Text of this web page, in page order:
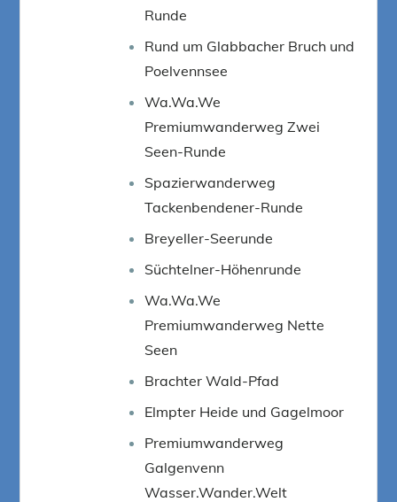
Runde
Rund um Glabbacher Bruch und
Poelvennsee
Wa.Wa.We
Premiumwanderweg Zwei
Seen-Runde
Spazierwanderweg
Tackenbendener-Runde
Breyeller-Seerunde
Süchtelner-Höhenrunde
Wa.Wa.We
Premiumwanderweg Nette
Seen
Brachter Wald-Pfad
Elmpter Heide und Gagelmoor
Premiumwanderweg
Galgenvenn
Wasser.Wander.Welt